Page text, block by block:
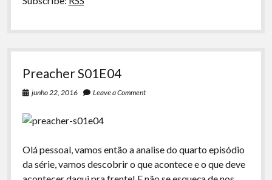
Preacher S01E04
junho 22, 2016 Leave a Comment
Olá pessoal, vamos então a analise do quarto episódio
da série, vamos descobrir o que acontece e o que deve